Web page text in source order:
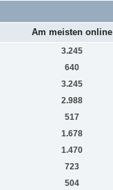
Am meisten online
3.245
640
3.245
2.988
517
1.678
1.470
723
504